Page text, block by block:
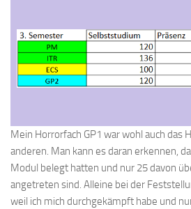
Mein Horrorfach GP1 war wohl auch das
anderen. Man kann es daran erkennen,
Modul belegt hatten und nur 25 davon
angetreten sind. Alleine bei der
weil ich mich durchgekämpft habe und